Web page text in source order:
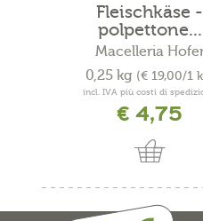
Fleischkäse -
polpettone...
Macelleria
0,25 kg (€ 19,00/1
incl. IVA più costi di
€ 4,75